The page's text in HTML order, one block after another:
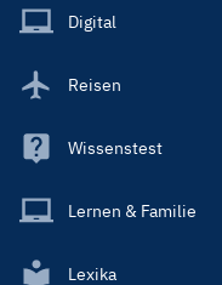
Main
Digital
Reisen
Wissenstest
Lernen & Familie
Lexika